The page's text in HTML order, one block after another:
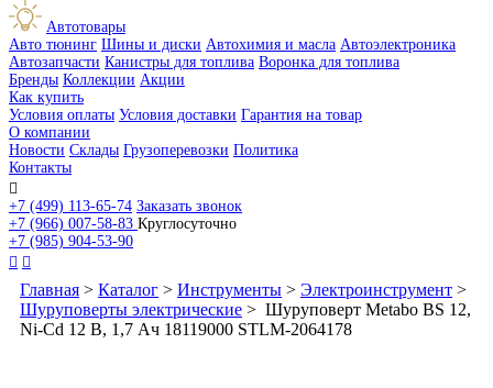
Автотовары
Авто тюнинг Шины и диски Автохимия и масла Автоэлектроника
Автозапчасти Канистры для топлива Воронка для топлива
Бренды Коллекции Акции
Как купить
Условия оплаты Условия доставки Гарантия на товар
О компании
Новости Склады Грузоперевозки Политика
Контакты

+7 (499) 113-65-74 Заказать звонок
+7 (966) 007-58-83 Круглосуточно
+7 (985) 904-53-90
 
Главная > Каталог > Инструменты > Электроинструмент >
Шуруповерты электрические > Шуруповерт Metabo BS 12,
Ni-Cd 12 В, 1,7 Ач 18119000 STLM-2064178